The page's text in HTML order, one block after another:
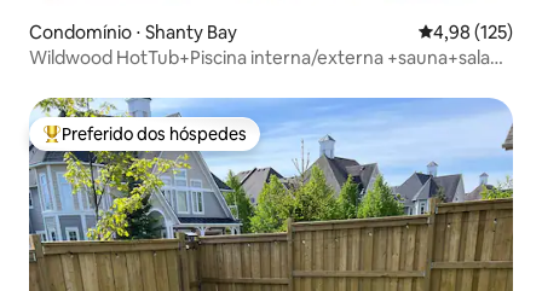
Condomínio ⋅ Shanty Bay 4,98 de uma
4,98 (125)
Wildwood HotTub+Piscina interna/externa +sauna+sala
Entre os melhores preferidos dos hóspedes
Preferido dos hóspedes